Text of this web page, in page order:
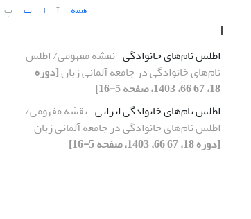
همه آ ا ب پ
ا
اطلس نام‌های خانوادگی نقشه مفهومی/ اطلس
نام‌های خانوادگی در جامعه آلمانی زبان[دوره
18، 67 66، 1403، صفحه 5-16]
اطلس نام‌های خانوادگی ایرانی نقشه مفهومی/
اطلس نام‌های خانوادگی در جامعه آلمانی زبان
[دوره 18، 67 66، 1403، صفحه 5-16]